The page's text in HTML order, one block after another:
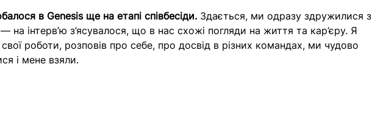
в Genesis ще на етапі співбесіди. Здається, ми одразу здружилися з
на інтерв’ю з’ясувалося, що в нас схожі погляди на життя та кар’єру. Я
свої роботи, розповів про себе, про досвід в різних командах, ми чудово
і мене взяли.